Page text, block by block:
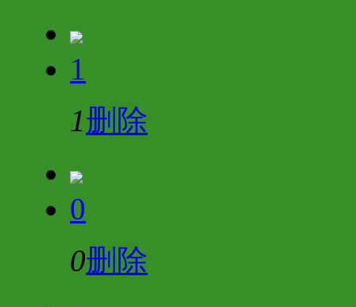
1
1删除
0
0删除